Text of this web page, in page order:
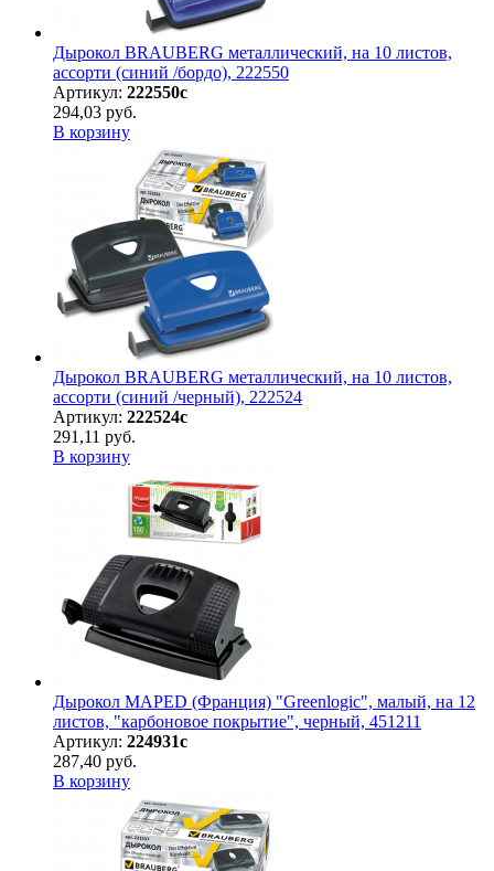
Дырокол BRAUBERG металлический, на 10 листов,
ассорти (синий /бордо), 222550
Артикул: 222550с
294,03 руб.
В корзину
Дырокол BRAUBERG металлический, на 10 листов,
ассорти (синий /черный), 222524
Артикул: 222524с
291,11 руб.
В корзину
Дырокол MAPED (Франция) "Greenlogic", малый, на 12
листов, "карбоновое покрытие", черный, 451211
Артикул: 224931с
287,40 руб.
В корзину